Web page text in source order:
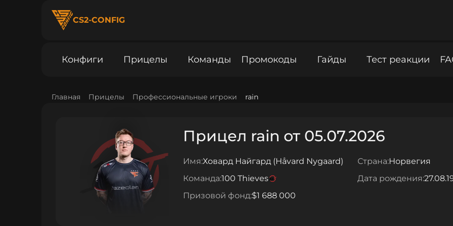
CS2-CONFIG
Конфиги Прицелы Команды Промокоды Гайды Тест реакции
Главная Прицелы Профессиональные игроки rain
Прицел rain от 05.07.2026
Имя:Ховард Найгард (Håvard Nygaard) Страна:Норвегия
Команда:100 Thieves Дата рождения:
Призовой фонд:$1 688 000